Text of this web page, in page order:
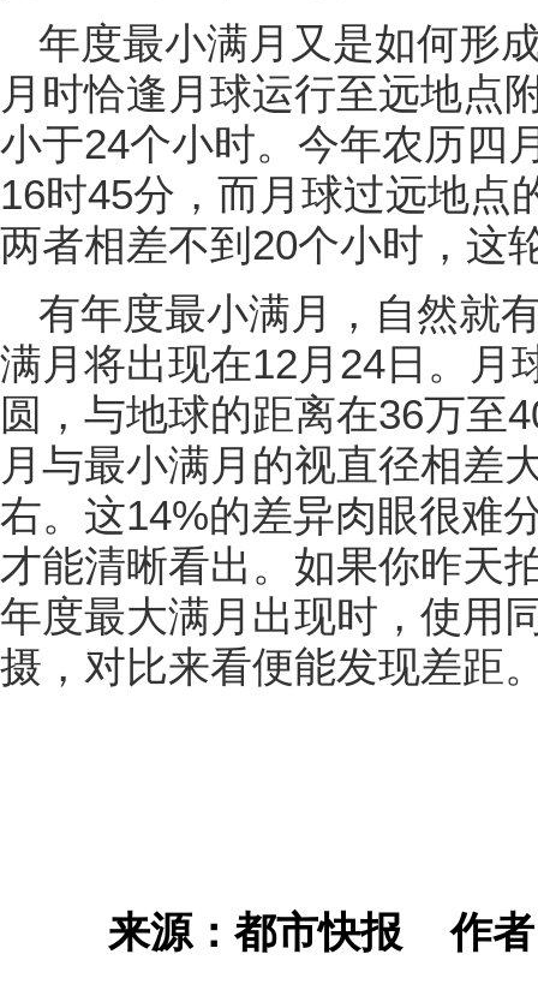
年度最小满月又是如何形
月时恰逢月球运行至远地点
小于24个小时。今年农历四
16时45分，而月球过远地点
两者相差不到20个小时，这
有年度最小满月，自然就
满月将出现在12月24日。月
圆，与地球的距离在36万至
月与最小满月的视直径相差
右。这14%的差异肉眼很难
才能清晰看出。如果你昨天
年度最大满月出现时，使用
摄，对比来看便能发现差距
来源：都市快报作